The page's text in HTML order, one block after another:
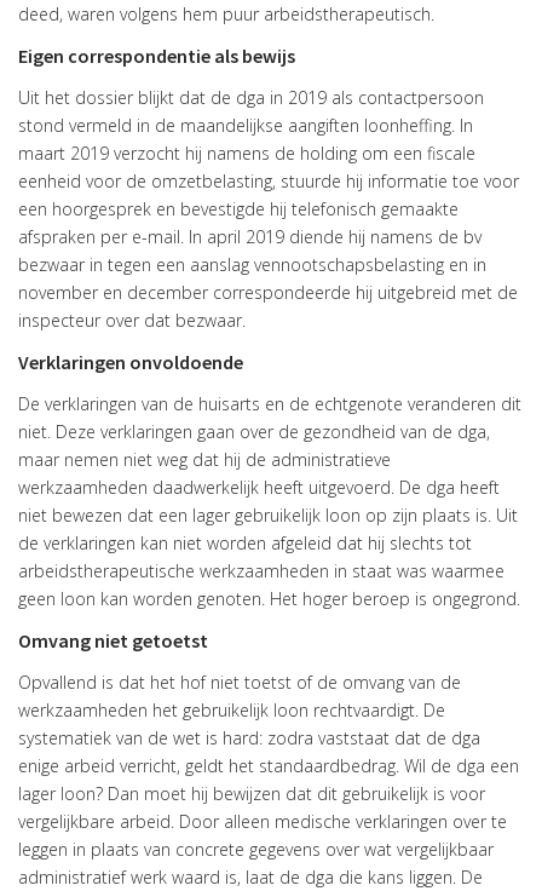
deed, waren volgens hem puur arbeidstherapeutisch.
Eigen correspondentie als bewijs
Uit het dossier blijkt dat de dga in 2019 als contactpersoon
stond vermeld in de maandelijkse aangiften loonheffing. In
maart 2019 verzocht hij namens de holding om een fiscale
eenheid voor de omzetbelasting, stuurde hij informatie toe voor
een hoorgesprek en bevestigde hij telefonisch gemaakte
afspraken per e-mail. In april 2019 diende hij namens de bv
bezwaar in tegen een aanslag vennootschapsbelasting en in
november en december correspondeerde hij uitgebreid met de
inspecteur over dat bezwaar.
Verklaringen onvoldoende
De verklaringen van de huisarts en de echtgenote veranderen dit
niet. Deze verklaringen gaan over de gezondheid van de dga,
maar nemen niet weg dat hij de administratieve
werkzaamheden daadwerkelijk heeft uitgevoerd. De dga heeft
niet bewezen dat een lager gebruikelijk loon op zijn plaats is. Uit
de verklaringen kan niet worden afgeleid dat hij slechts tot
arbeidstherapeutische werkzaamheden in staat was waarmee
geen loon kan worden genoten. Het hoger beroep is ongegrond.
Omvang niet getoetst
Opvallend is dat het hof niet toetst of de omvang van de
werkzaamheden het gebruikelijk loon rechtvaardigt. De
systematiek van de wet is hard: zodra vaststaat dat de dga
enige arbeid verricht, geldt het standaardbedrag. Wil de dga een
lager loon? Dan moet hij bewijzen dat dit gebruikelijk is voor
vergelijkbare arbeid. Door alleen medische verklaringen over te
leggen in plaats van concrete gegevens over wat vergelijkbaar
administratief werk waard is, laat de dga die kans liggen. De